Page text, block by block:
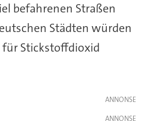
befahrenen Straßen
Städten würden
für Stickstoffdioxid